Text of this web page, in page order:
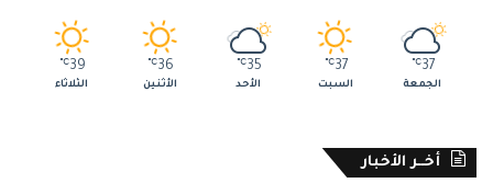
37
℃
الجمعة
37
℃
السبت
35
℃
الأحد
36
℃
الأثنين
39
℃
الثلاثاء
أخــر الأخبار